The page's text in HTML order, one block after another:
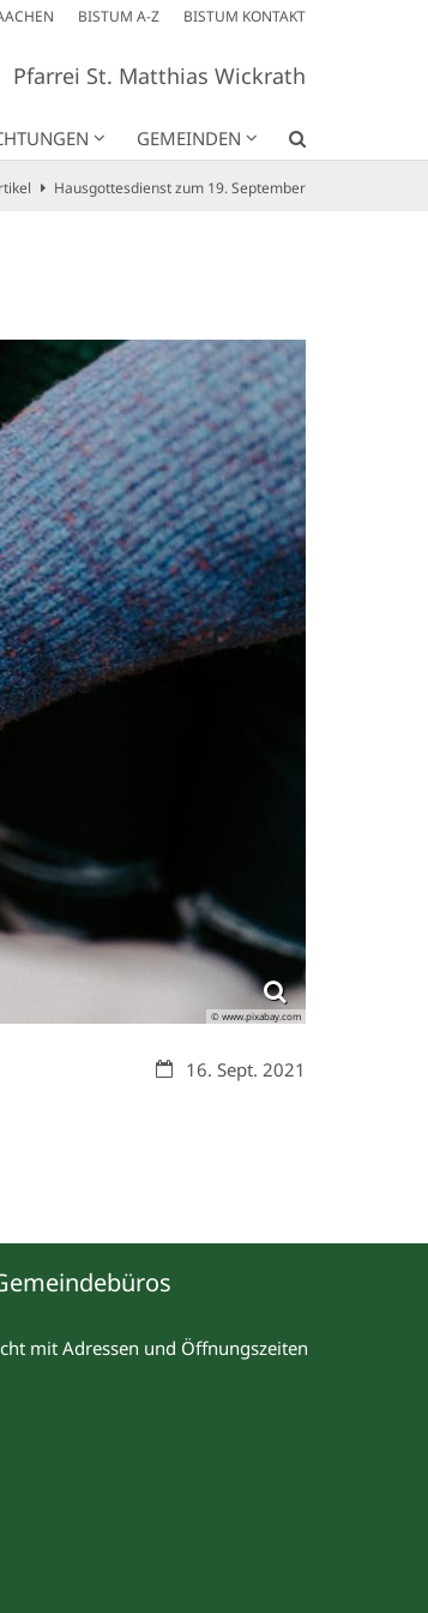
BISTUM A-Z BISTUM KONTAKT
Pfarrei St. Matthias Wickrath
GEMEINDEN
Hausgottesdienst zum 19. September
© www.pixabay.com
Datum:16. Sept. 2021
mit Adressen und Öffnungszeiten